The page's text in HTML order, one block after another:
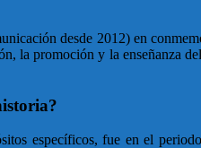
desde 2012) en
la promoción y la enseñanza
específicos, fue en el